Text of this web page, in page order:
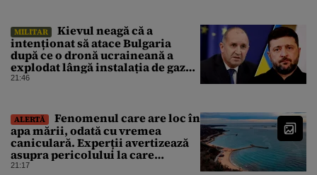
MILITAR
Kievul neagă că a
intenționat să atace Bulgaria
după ce o dronă ucraineană a
explodat lângă instalația de gaz
de la granița României
21:46
ALERTĂ
Fenomenul care are loc în
apa mării, odată cu vremea
caniculară. Experții avertizează
asupra pericolului la care
oamenii pot fi expuși
21:17